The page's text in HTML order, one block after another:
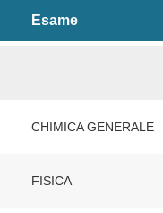
Esame
CHIMICA GENERALE
FISICA